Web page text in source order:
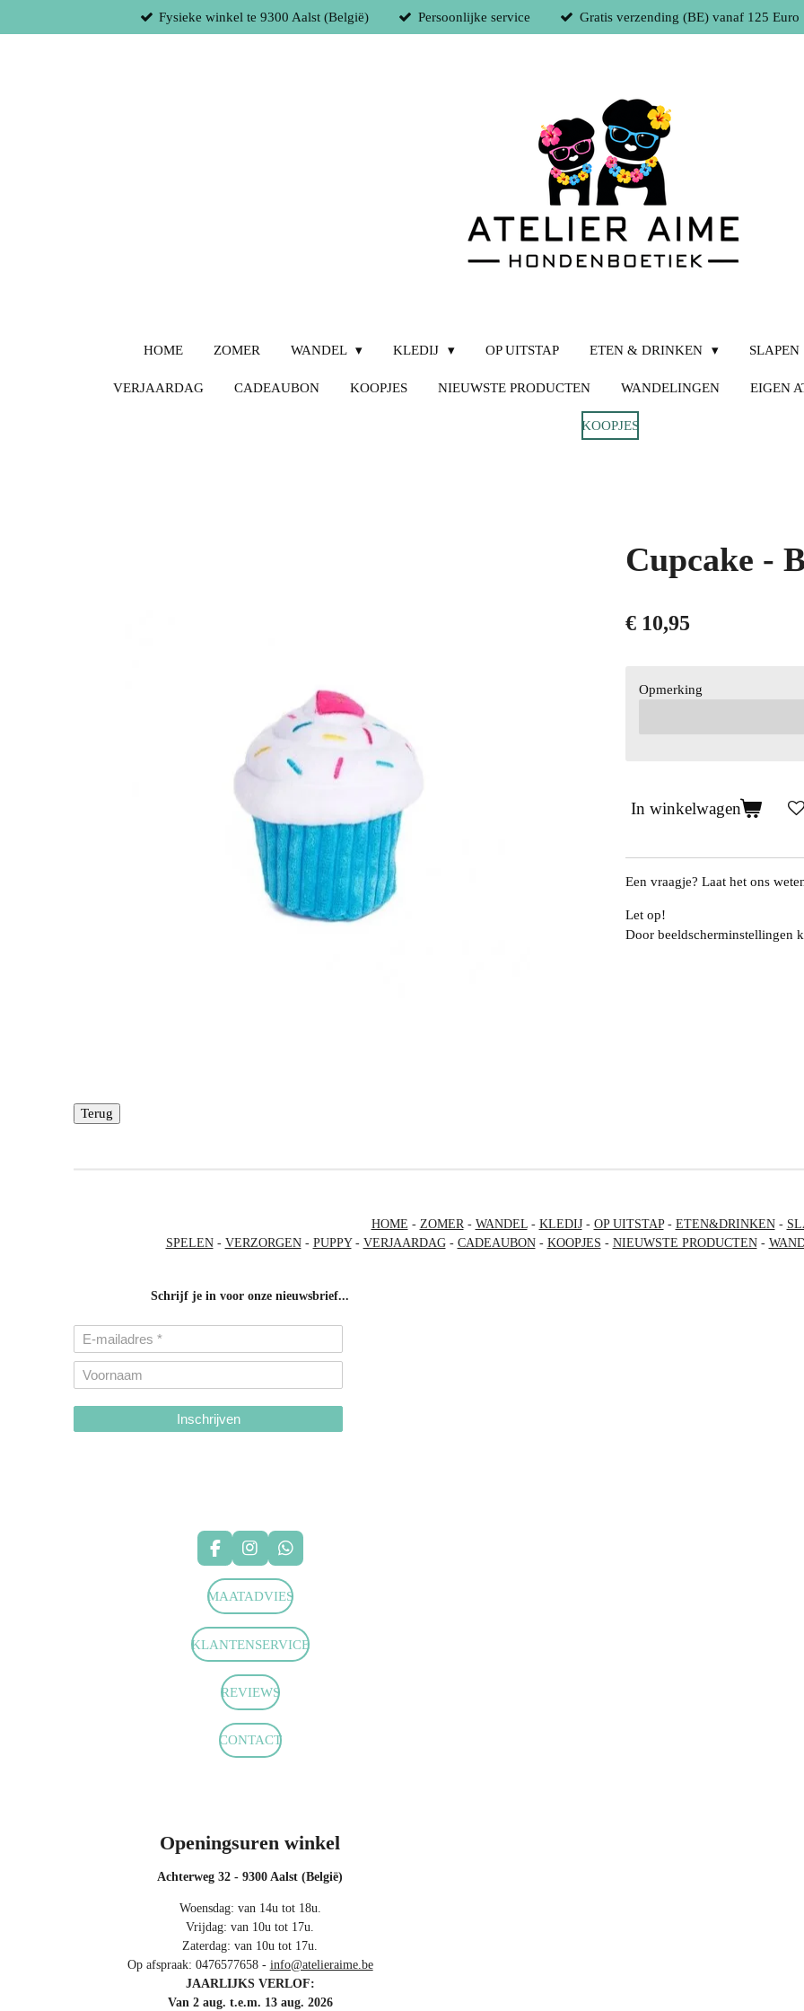
direct
Fysieke winkel te 9300 Aalst (België) Persoonlijke service Gratis verzending (BE) vanaf 125 Euro
HOME ZOMER WANDEL KLEDIJ OP UITSTAP ETEN & DRINKEN SLAPEN
VERJAARDAG CADEAUBON KOOPJES NIEUWSTE PRODUCTEN WANDELINGEN EIGEN
KOOPJES
Cupcake -
€ 10,95
Opmerking
In winkelwagen
Een vraagje? Laat het ons
Let op!
Door beeldscherminstellingen
Terug
HOME - ZOMER - WANDEL- KLEDIJ- OP UITSTAP- ETEN&DRINKEN-
SPELEN- VERZORGEN- PUPPY- VERJAARDAG- CADEAUBON- KOOPJES - NIEUWSTE PRODUCTEN-
Schrijf je in voor onze nieuwsbrief...
Inschrijven
F
c
e
o
I
t
r
m
W
a
t
p
MAATADVIES
KLANTENSERVICE
REVIEWS
CONTACT
Openingsuren winkel
Achterweg 32 - 9300 Aalst (België)
Woensdag: van 14u tot 18u.
Vrijdag: van 10u tot 17u.
Zaterdag: van 10u tot 17u.
Op afspraak: 0476577658 - info@atelieraime.be
JAARLIJKS VERLOF:
Van 2 aug. t.e.m. 13 aug. 2026